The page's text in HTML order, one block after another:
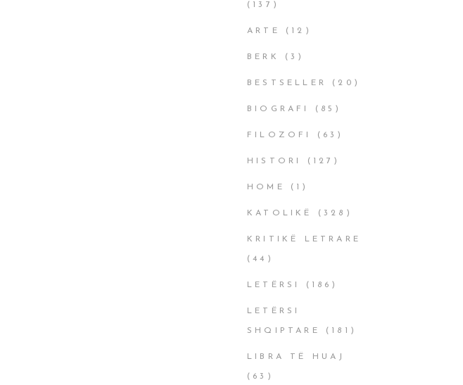
(137)
ARTE (12)
BERK (3)
BESTSELLER (20)
BIOGRAFI (85)
FILOZOFI (63)
HISTORI (127)
HOME (1)
KATOLIKË (328)
KRITIKË LETRARE
(44)
LETËRSI (186)
LETËRSI
SHQIPTARE (181)
LIBRA TË HUAJ
(63)